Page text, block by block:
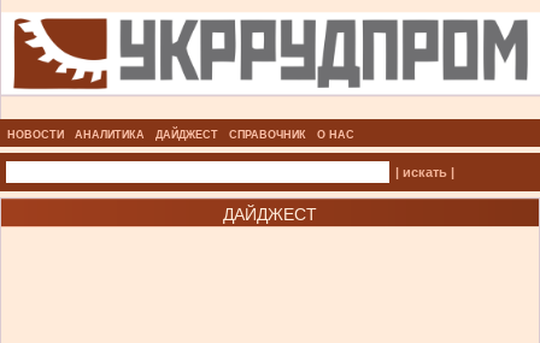
НОВОСТИ АНАЛИТИКА ДАЙДЖЕСТ СПРАВОЧНИК О НАС
| искать |
ДАЙДЖЕСТ